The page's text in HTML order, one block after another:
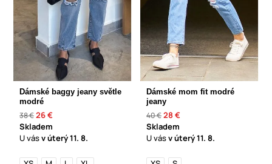
Dámské baggy jeany světle
modré
38 €26 €
Skladem
U vásv úterý11. 8.
Dámské mom fit modré
jeany
40 €28 €
Skladem
U vásv úterý11. 8.